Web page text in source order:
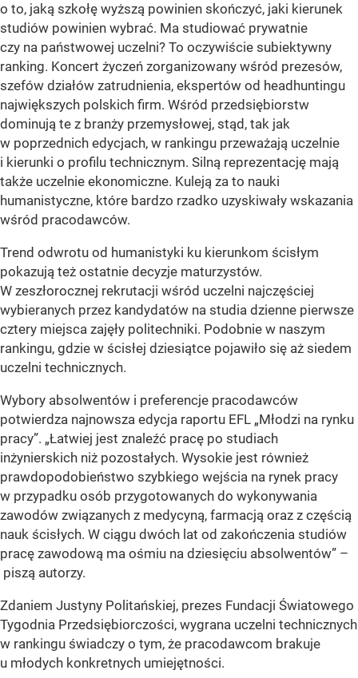
o to, jaką szkołę wyższą powinien skończyć, jaki kierunek
studiów powinien wybrać. Ma studiować prywatnie
czy na państwowej uczelni? To oczywiście subiektywny
ranking. Koncert życzeń zorganizowany wśród prezesów,
szefów działów zatrudnienia, ekspertów od headhuntingu
największych polskich firm. Wśród przedsiębiorstw
dominują te z branży przemysłowej, stąd, tak jak
w poprzednich edycjach, w rankingu przeważają uczelnie
i kierunki o profilu technicznym. Silną reprezentację mają
także uczelnie ekonomiczne. Kuleją za to nauki
humanistyczne, które bardzo rzadko uzyskiwały wskazania
wśród pracodawców.
Trend odwrotu od humanistyki ku kierunkom ścisłym
pokazują też ostatnie decyzje maturzystów.
W zeszłorocznej rekrutacji wśród uczelni najczęściej
wybieranych przez kandydatów na studia dzienne pierwsze
cztery miejsca zajęły politechniki. Podobnie w naszym
rankingu, gdzie w ścisłej dziesiątce pojawiło się aż siedem
uczelni technicznych.
Wybory absolwentów i preferencje pracodawców
potwierdza najnowsza edycja raportu EFL „Młodzi na rynku
pracy”. „Łatwiej jest znaleźć pracę po studiach
inżynierskich niż pozostałych. Wysokie jest również
prawdopodobieństwo szybkiego wejścia na rynek pracy
w przypadku osób przygotowanych do wykonywania
zawodów związanych z medycyną, farmacją oraz z częścią
nauk ścisłych. W ciągu dwóch lat od zakończenia studiów
pracę zawodową ma ośmiu na dziesięciu absolwentów” –
piszą autorzy.
Zdaniem Justyny Politańskiej, prezes Fundacji Światowego
Tygodnia Przedsiębiorczości, wygrana uczelni technicznych
w rankingu świadczy o tym, że pracodawcom brakuje
u młodych konkretnych umiejętności.